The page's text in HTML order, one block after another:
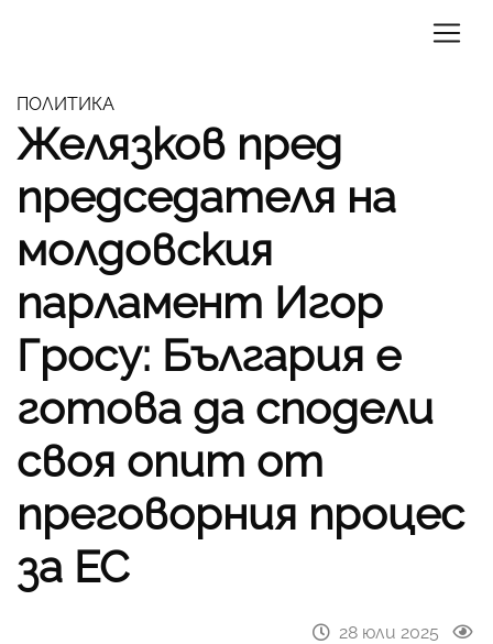
ПОЛИТИКА
Желязков пред
председателя на
молдовския
парламент Игор
Гросу: България е
готова да сподели
своя опит от
преговорния процес
за ЕС
28 юли 2025